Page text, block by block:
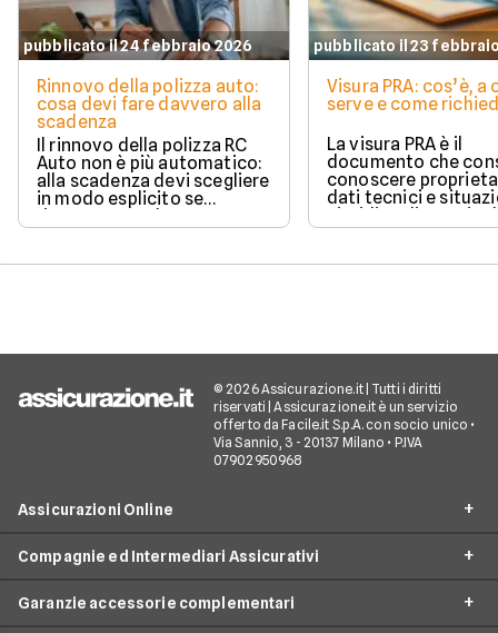
pubblicato il 24 febbraio 2026
Rinnovo della polizza auto:
cosa devi fare davvero alla
scadenza
Il rinnovo della polizza RC
Auto non è più automatico:
alla scadenza devi scegliere
in modo esplicito se
rinnovare con la stessa
compagnia o stipulare un
pubblicato il 23
Visura PRA: cos’è, a
serve e come
La visura PRA è il
documento che
conoscere
dati tecnici e
giuridica di un
iscritto al Pubblico
© 2026 Assicurazione.it | Tutti i diritti
riservati | Assicurazione.it è un servizio
offerto da Facile.it S.p.A. con socio unico •
Via Sannio, 3 - 20137 Milano • P.IVA
07902950968
Assicurazioni Online
RC Auto
RC Moto
Compagnie ed Intermediari Assicurativi
Garanzie accessorie complementari